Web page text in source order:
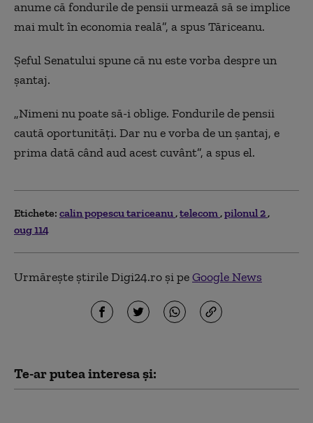
anume că fondurile de pensii urmează să se implice
mai mult în economia reală”, a spus Tăriceanu.
Șeful Senatului spune că nu este vorba despre un
șantaj.
„Nimeni nu poate să-i oblige. Fondurile de pensii
caută oportunități. Dar nu e vorba de un șantaj, e
prima dată când aud acest cuvânt”, a spus el.
Etichete: calin popescu tariceanu telecom pilonul 2
oug 114
Urmărește știrile Digi24.ro și peGoogle News
Te-ar putea interesa și: